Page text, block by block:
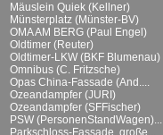
Mäuslein Quiek (Kellner)
Münsterplatz (Münster-BV)
OMA AM BERG (Paul Engel)
Oldtimer (Reuter)
Oldtimer-LKW (BKF Blumenau)
Omnibus (C. Fritzsche)
Opas China-Fassade (And....
Ozeandampfer (JURI)
Ozeandampfer (SFFischer)
PSW (PersonenStandWagen)...
Parkschloss-Fassade, große...